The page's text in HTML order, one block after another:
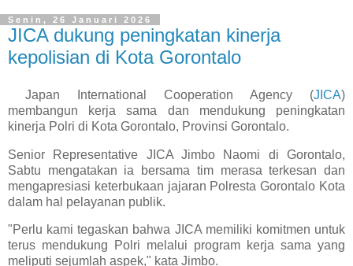
Senin, 26 Januari 2026
JICA dukung peningkatan kinerja
kepolisian di Kota Gorontalo
Japan International Cooperation Agency (JICA)
membangun kerja sama dan mendukung peningkatan
kinerja Polri di Kota Gorontalo, Provinsi Gorontalo.
Senior Representative JICA Jimbo Naomi di Gorontalo,
Sabtu mengatakan ia bersama tim merasa terkesan dan
mengapresiasi keterbukaan jajaran Polresta Gorontalo Kota
dalam hal pelayanan publik.
"Perlu kami tegaskan bahwa JICA memiliki komitmen untuk
terus mendukung Polri melalui program kerja sama yang
meliputi sejumlah aspek," kata Jimbo.